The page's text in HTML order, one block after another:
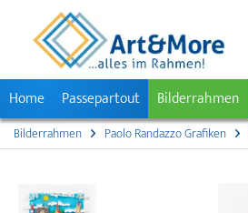
Home
Passepartout Bilderrahmen
Bilderrahmen Paolo Randazzo Grafiken